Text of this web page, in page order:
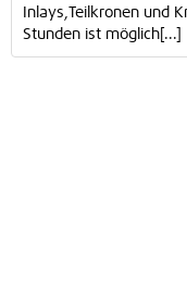
Inlays,Teilkronen und
Stunden ist möglich[...]